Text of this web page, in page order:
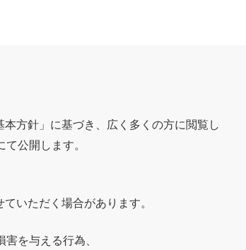
方針」に基づき、広く多くの方に閲覧し
公開します。
いただく場合があります。
を与える行為、